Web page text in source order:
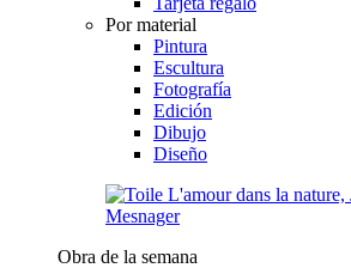
Por material
Pintura
Escultura
Fotografía
Edición
Dibujo
Diseño
Obra de la semana